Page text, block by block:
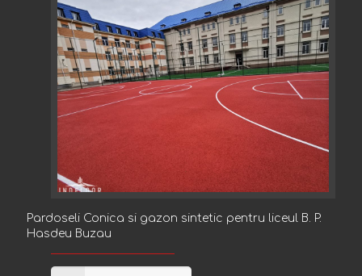
Pardoseli Conica si gazon sintetic pentru liceul B. P.
Hasdeu Buzau
Pardoseli Conica si gazon sintetic pentru liceul B. P.
Hasdeu Buzau